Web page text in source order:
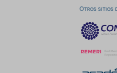
Otros sitios